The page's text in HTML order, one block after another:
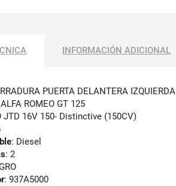
INFORMACIÓN ADICIONAL
PUERTA DELANTERA IZQUIERDA
ROMEO GT 125
JTD 16V 150- Distinctive (150CV)
: Diesel
: 2
: 937A5000